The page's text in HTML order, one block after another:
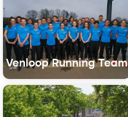
Venloop Running Team